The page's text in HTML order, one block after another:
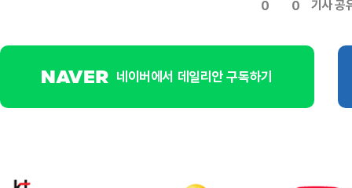
0 0 기사 공
네이버에서 데일리안 구독하기